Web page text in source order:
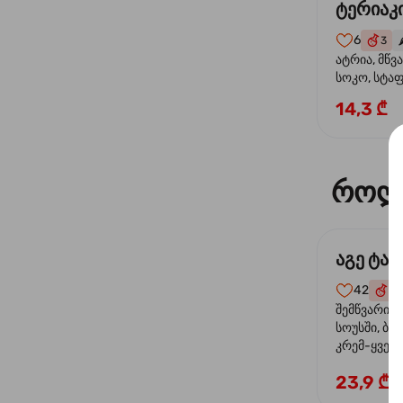
6 3
ატრია,
სოკო,
ტერიაკის
14,3 ₾
აგე
42
შემწვარი
სოუსში,
კრემ-
23,9 ₾